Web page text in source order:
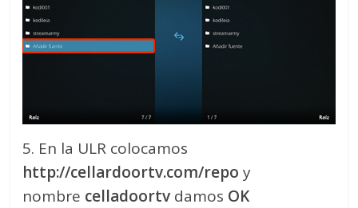
5. En la ULR colocamos
http://cellardoortv.com/repo y
nombre celladoortv damos OK